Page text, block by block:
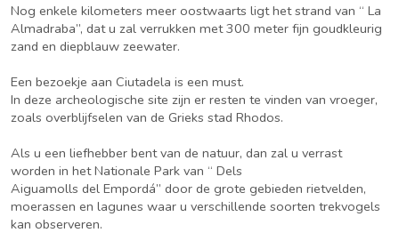
Nog enkele kilometers meer oostwaarts ligt het strand van “ La
Almadraba”, dat u zal verrukken met 300 meter fijn goudkleurig
zand en diepblauw zeewater.
Een bezoekje aan Ciutadela is een must.
In deze archeologische site zijn er resten te vinden van vroeger,
zoals overblijfselen van de Grieks stad Rhodos.
Als u een liefhebber bent van de natuur, dan zal u verrast
worden in het Nationale Park van “ Dels
Aiguamolls del Empordá” door de grote gebieden rietvelden,
moerassen en lagunes waar u verschillende soorten trekvogels
kan observeren.